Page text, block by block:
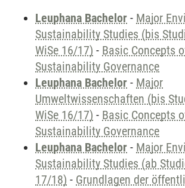
Leuphana Bachelor - Major
Sustainability Studies (bis
WiSe 16/17) - Basic Concepts
Sustainability Governance
Leuphana Bachelor - Major
Umweltwissenschaften (bis
WiSe 16/17) - Basic Concepts
Sustainability Governance
Leuphana Bachelor - Major
Sustainability Studies (ab
17/18) - Grundlagen der